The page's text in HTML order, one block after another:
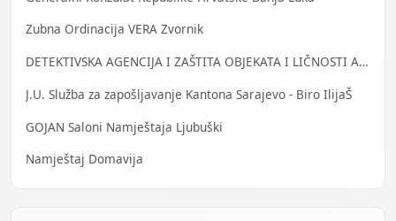
Zubna Ordinacija VERA Zvornik
DETEKTIVSKA AGENCIJA I ZAŠTITA OBJEKATA I LIČNOSTI ALFA DM Travnik
J.U. Služba za zapošljavanje Kantona Sarajevo - Biro IlijaŠ
GOJAN Saloni Namještaja Ljubuški
Namještaj Domavija